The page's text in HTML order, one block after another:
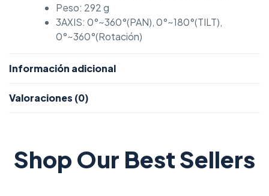
Peso: 292 g
3AXIS: 0°~360°(PAN), 0°~180°(TILT),
0°~360°(Rotación)
Información adicional
Valoraciones (0)
Shop Our Best Sellers